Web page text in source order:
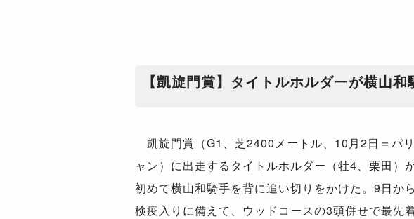
【凱旋門賞】タイトルホルダーが横山
凱旋門賞（G1、芝2400メートル、10月2日＝パ
ャン）に出走するタイトルホルダー（牡4、栗田）
初めて横山和騎手を背に追い切りをかけた。9日か
検疫入りに備えて、ウッドコースの3頭併せで最先